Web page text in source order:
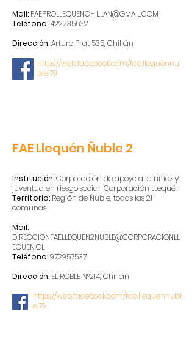
Mail: FAEPROLLEQUENCHILLAN@GMAIL.COM
Teléfono:422235632
Dirección:Arturo Prat 535, Chillán
https://web.facebook.com/fae.llequennu
ble.79
FAE Llequén Ñuble 2
Institución:Corporación de apoyo a la niñez y
juventud en riesgo social-Corporación LLequén
Territorio: Región de Ñuble, todas las 21
comunas
Mail:
DIRECCIONFAELLEQUEN2NUBLE@CORPORACIONLL
EQUEN.CL
Teléfono:972957537
Dirección: EL ROBLE N°214, Chillán
https://web.facebook.com/fae.llequennubl
e.79